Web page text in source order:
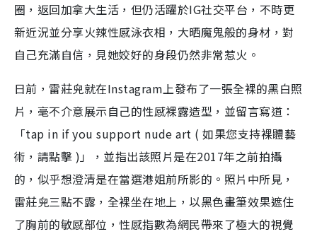
圈，返回加拿大生活，但仍活躍於IG社交平台，不時更
新近況並分享火辣性感泳衣相，大晒魔鬼般的身材，對
自己充滿自信，見她姣好的身段仍然非常惹火。
日前，雷莊𠒇就在Instagram上發布了一張全裸的黑白照
片，毫不介意展示自己的性感裸露造型，並留言寫道：
「tap in if you support nude art ( 如果您支持裸體藝
術，請點擊 )」，並指出該照片是在2017年之前拍攝
的，似乎想澄清是在當選港姐前所影的。照片中所見，
雷莊𠒇三點不露，全裸坐在地上，以黑色畫筆效果遮住
了胸前的敏感部位，性感指數為網民帶來了極大的視覺